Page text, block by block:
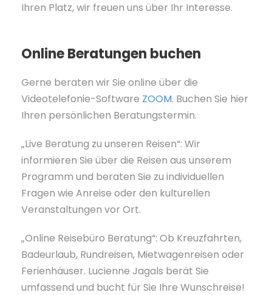
Ihren Platz, wir freuen uns über Ihr Interesse.
Online Beratungen buchen
Gerne beraten wir Sie online über die
Videotelefonie-Software ZOOM. Buchen Sie hier
Ihren persönlichen Beratungstermin.
„Live Beratung zu unseren Reisen“: Wir
informieren Sie über die Reisen aus unserem
Programm und beraten Sie zu individuellen
Fragen wie Anreise oder den kulturellen
Veranstaltungen vor Ort.
„Online Reisebüro Beratung“: Ob Kreuzfahrten,
Badeurlaub, Rundreisen, Mietwagenreisen oder
Ferienhäuser. Lucienne Jagals berät Sie
umfassend und bucht für Sie Ihre Wunschreise!